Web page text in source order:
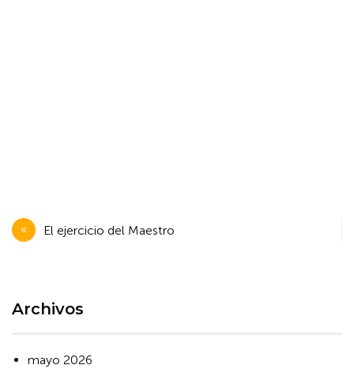
Navegación
de
El ejercicio del Maestro
Archivos
mayo 2026